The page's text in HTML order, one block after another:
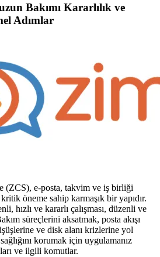
Bakımı Kararlılık ve
Adımlar
(ZCS), e-posta, takvim ve iş birliği
öneme sahip karmaşık bir yapıdır.
hızlı ve kararlı çalışması, düzenli ve
süreçlerini aksatmak, posta akışı
ve disk alanı krizlerine yol
korumak için uygulamanız
ve ilgili komutlar.